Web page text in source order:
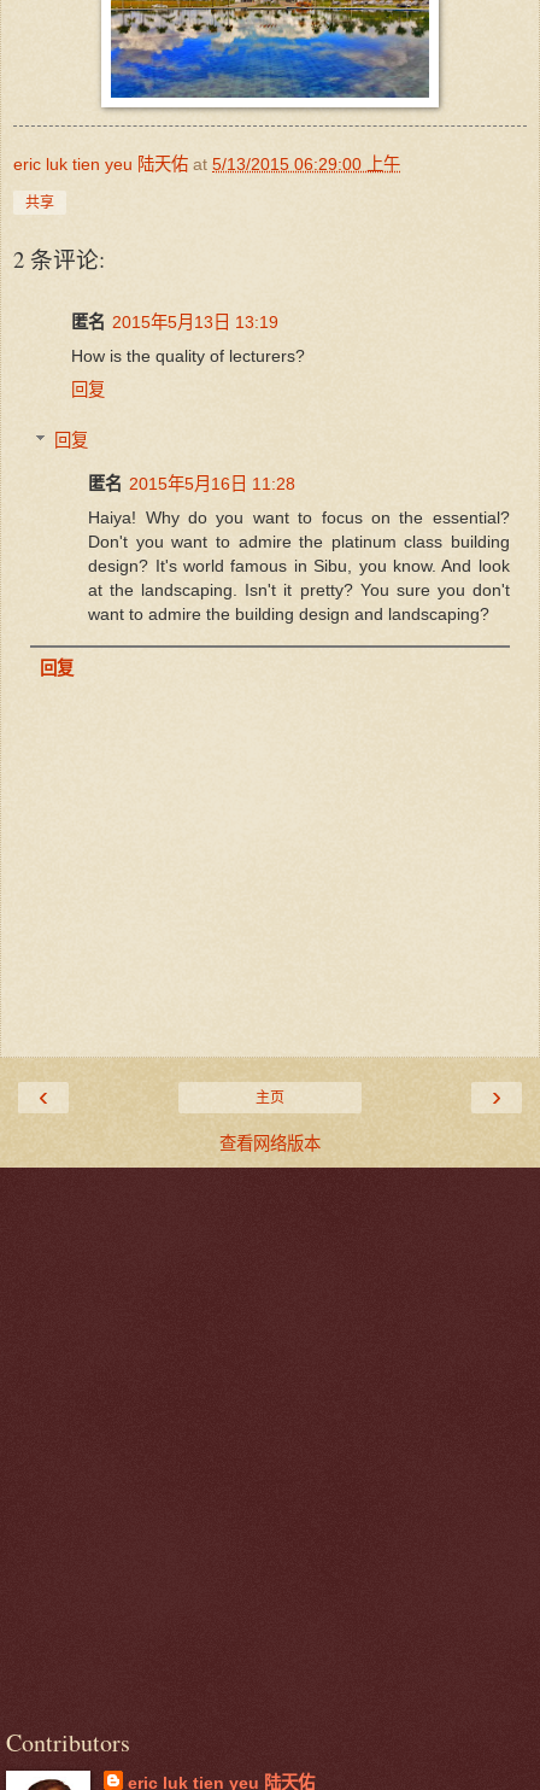
eric luk tien yeu 陆天佑 at 5/13/2015 06:29:00 上午
共享
2 条评论:
匿名 2015年5月13日 13:19
How is the quality of lecturers?
回复
回复
匿名 2015年5月16日 11:28
Haiya! Why do you want to focus on the essential?
Don't you want to admire the platinum class building
design? It's world famous in Sibu, you know. And look
at the landscaping. Isn't it pretty? You sure you don't
want to admire the building design and landscaping?
回复
‹ ›
主页
查看网络版本
Contributors
eric luk tien yeu 陆天佑